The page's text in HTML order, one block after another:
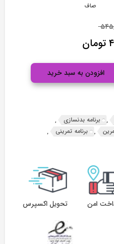
صاف
قیمت
اصلی:
تومان
فعلی:
۴۷۵,۰۰۰ تومان.
افزودن به سبد خرید
, برنامه بدنسازی ,
, برنامه تمرینی ,
امن تحویل اکسپرس